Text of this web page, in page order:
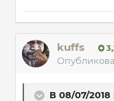
kuffs
В 08/07/2018